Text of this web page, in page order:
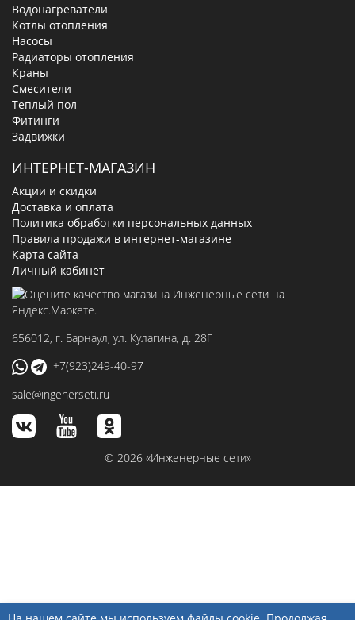
Водонагреватели
Котлы отопления
Насосы
Радиаторы отопления
Краны
Смесители
Теплый пол
Фитинги
Задвижки
ИНТЕРНЕТ-МАГАЗИН
Акции и скидки
Доставка и оплата
Политика обработки персональных данных
Правила продажи в интернет-магазине
Карта сайта
Личный кабинет
656012, г. Барнаул, ул. Кулагина, д. 28Г
+7(923)249-40-97
sale@ingenerseti.ru
© 2026 «Инженерные сети»